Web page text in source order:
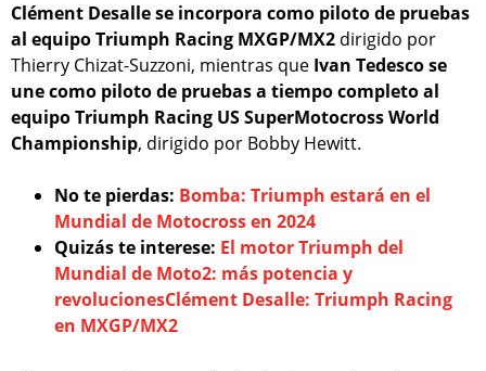
Clément Desalle se incorpora como piloto de pruebas
al equipo Triumph Racing MXGP/MX2 dirigido por
Thierry Chizat-Suzzoni, mientras que Ivan Tedesco se
une como piloto de pruebas a tiempo completo al
equipo Triumph Racing US SuperMotocross World
Championship, dirigido por Bobby Hewitt.
No te pierdas: Bomba: Triumph estará en el
Mundial de Motocross en 2024
Quizás te interese: El motor Triumph del
Mundial de Moto2: más potencia y
revolucionesClément Desalle: Triumph Racing
en MXGP/MX2